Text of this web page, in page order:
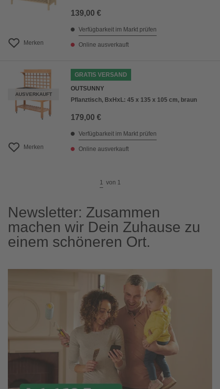
Merken
139,00 €
Verfügbarkeit im Markt prüfen
Online ausverkauft
AUSVERKAUFT
Merken
GRATIS VERSAND
OUTSUNNY
Pflanztisch, BxHxL: 45 x 135 x 105 cm, braun
179,00 €
Verfügbarkeit im Markt prüfen
Online ausverkauft
1 von 1
Newsletter: Zusammen
machen wir Dein Zuhause zu
einem schöneren Ort.